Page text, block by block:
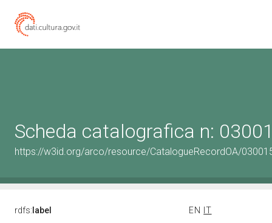
Scheda catalografica n:
https://w3id.org/arco/resource/CatalogueRecordOA/
rdfs: label EN
IT